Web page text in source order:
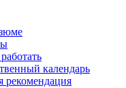
календарь
рекомендация